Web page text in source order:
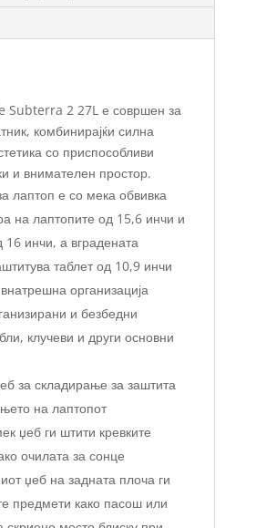
Subterra 2 27L е совршен за
комбинирајќи силна
со приспособливи
и внимателен простор.
лаптоп е со мека обвивка
на лаптопите од 15,6 инчи и
инчи, а вградената
таблет од 10,9 инчи
организација
и безбедни
клучеви и други основни
за складирање за заштита
на лаптопот
џеб ги штити кревките
очилата за сонце
џеб на задната плоча ги
предмети како пасош или